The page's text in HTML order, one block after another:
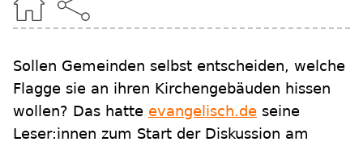
Sollen Gemeinden selbst entscheiden, welche
Flagge sie an ihren Kirchengebäuden hissen
wollen? Das hatte evangelisch.de seine
Leser:innen zum Start der Diskussion am